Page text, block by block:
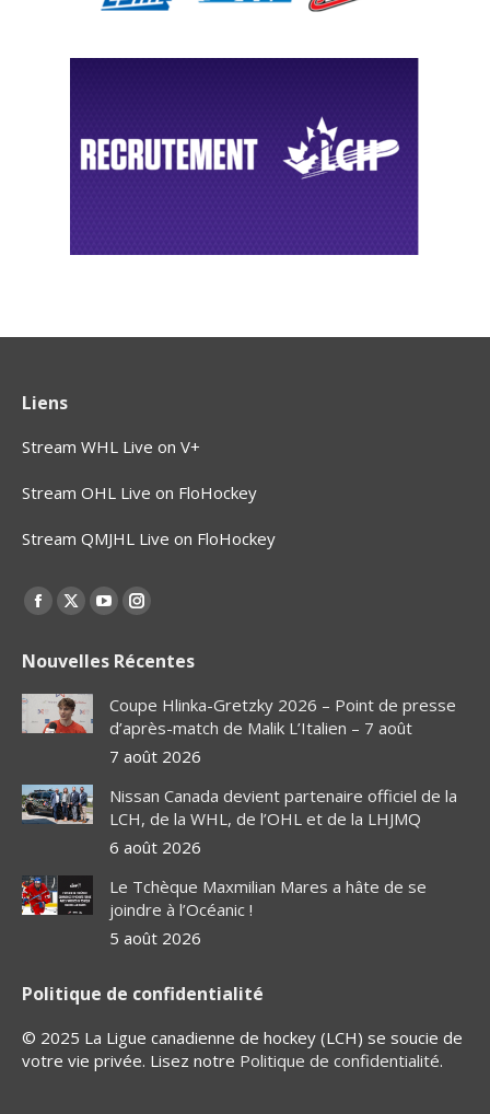
Liens
Stream WHL Live on V+
Stream OHL Live on FloHockey
Stream QMJHL Live on FloHockey
Find us on:
Facebook
opens
in
new
X
opens
in
new
window
YouTube
opens
in
new
window
Instagram
opens
in
new
window
Nouvelles Récentes
Coupe Hlinka-Gretzky 2026 – Point de presse
d’après-match de Malik L’Italien – 7 août
7 août 2026
Nissan Canada devient partenaire officiel de la
LCH, de la WHL, de l’OHL et de la LHJMQ
6 août 2026
Le Tchèque Maxmilian Mares a hâte de se
joindre à l’Océanic !
5 août 2026
Politique de confidentialité
© 2025 La Ligue canadienne de hockey (LCH) se soucie de
votre vie privée. Lisez notre Politique de confidentialité.